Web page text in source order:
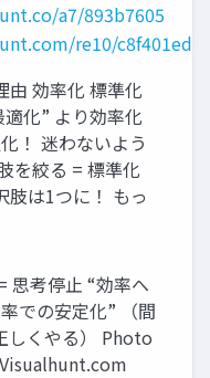
a7/893b7605
re10/c8f401ed
由 効率化 標準化
化” より効率化
！ 迷わないよう
を絞る = 標準化
は1つに！ もっ
思考停⽌ “効率へ
での安定化” （間
しくやる） Photo